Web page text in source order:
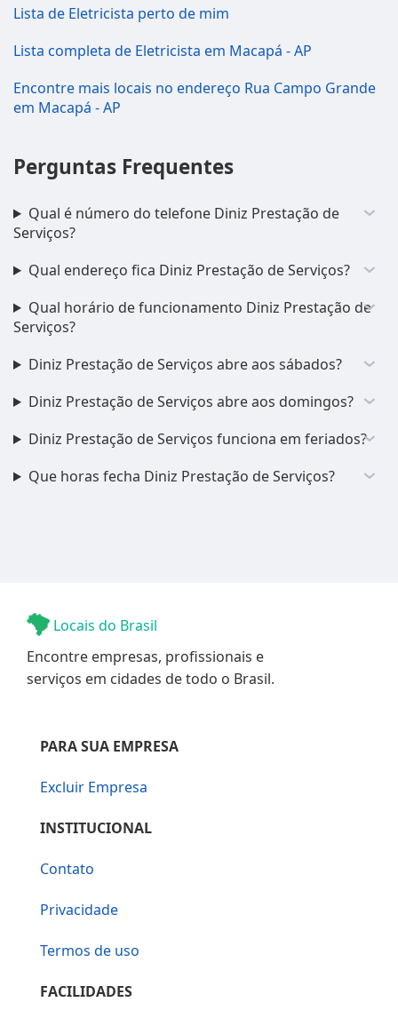
Lista de Eletricista perto de mim
Lista completa de Eletricista em Macapá - AP
Encontre mais locais no endereço Rua Campo Grande
em Macapá - AP
Perguntas Frequentes
Qual é número do telefone Diniz Prestação de
Serviços?
Qual endereço fica Diniz Prestação de Serviços?
Qual horário de funcionamento Diniz Prestação de
Serviços?
Diniz Prestação de Serviços abre aos sábados?
Diniz Prestação de Serviços abre aos domingos?
Diniz Prestação de Serviços funciona em feriados?
Que horas fecha Diniz Prestação de Serviços?
Locais do Brasil
Encontre empresas, profissionais e
serviços em cidades de todo o Brasil.
PARA SUA EMPRESA
Excluir Empresa
INSTITUCIONAL
Contato
Privacidade
Termos de uso
FACILIDADES